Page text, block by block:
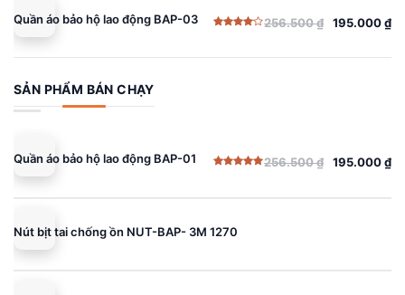
Quần áo bảo hộ lao động BAP-03
hạng
256.500₫
Giá
là:
256.500 ₫.
195.000₫
Giá
tại
là:
195.000 ₫.
SẢN PHẨM BÁN CHẠY
Quần áo bảo hộ lao động BAP-01
5 sao
256.500₫
Giá
là:
195.000₫
Giá
tại
195.000 ₫.
Nút bịt tai chống ồn NUT-BAP- 3M 1270